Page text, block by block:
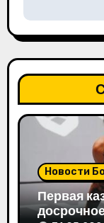
а
ц
и
я
з
Новости
Первая